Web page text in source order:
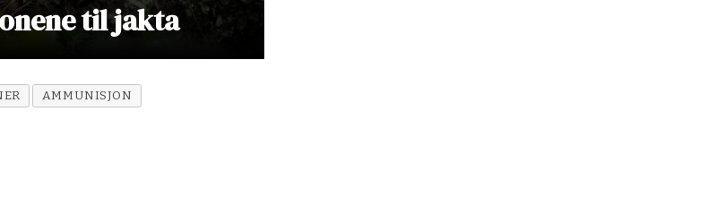
til jakta
AMMUNISJON